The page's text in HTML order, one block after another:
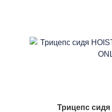
Трицепс сидя